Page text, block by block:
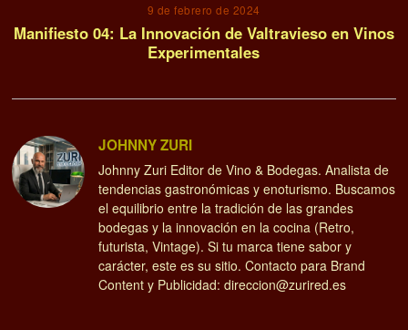
9 de febrero de 2024
Manifiesto 04: La Innovación de Valtravieso en Vinos
Experimentales
JOHNNY ZURI
Johnny Zuri Editor de Vino & Bodegas. Analista de
tendencias gastronómicas y enoturismo. Buscamos
el equilibrio entre la tradición de las grandes
bodegas y la innovación en la cocina (Retro,
futurista, Vintage). Si tu marca tiene sabor y
carácter, este es su sitio. Contacto para Brand
Content y Publicidad: direccion@zurired.es